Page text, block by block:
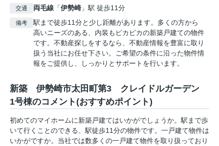
交通 両毛線 「伊勢崎 」駅 徒歩11分
備考
駅まで徒歩11分と少し距離があります。多くの方から
高いニーズのある、内装もピカピカの新築戸建ての物件
です。不動産探しをするなら、不動産情報を豊富に取り
扱う当社にお任せ下さい。ご希望の条件に沿った物件情
報をご提供し、しっかりとサポートを行います。
新築 伊勢崎市太田町第3 クレイドルガーデン
1号棟のコメント(おすすめポイント)
初めてのマイホームに新築戸建てはいかがでしょうか。駅まで歩
いて行くことのできる、駅徒歩11分の物件です。一戸建て物件は
いかがですか。当社では数多くの一戸建て物件を取り扱っており